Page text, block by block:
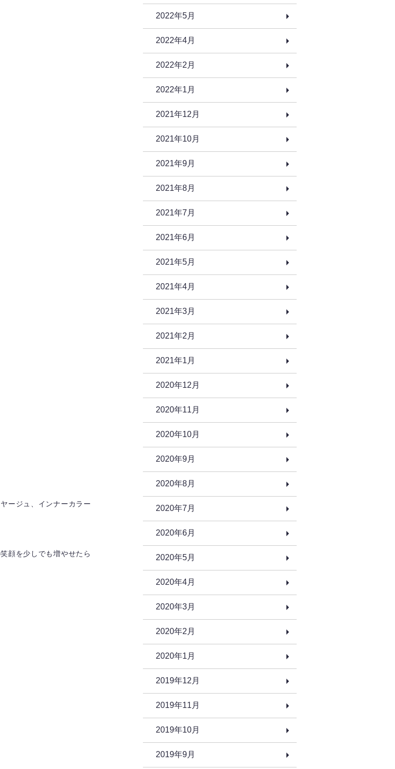
ージュ、インナーカラー
顔を少しでも増やせたら
2022年5月
2022年4月
2022年2月
2022年1月
2021年12月
2021年10月
2021年9月
2021年8月
2021年7月
2021年6月
2021年5月
2021年4月
2021年3月
2021年2月
2021年1月
2020年12月
2020年11月
2020年10月
2020年9月
2020年8月
2020年7月
2020年6月
2020年5月
2020年4月
2020年3月
2020年2月
2020年1月
2019年12月
2019年11月
2019年10月
2019年9月